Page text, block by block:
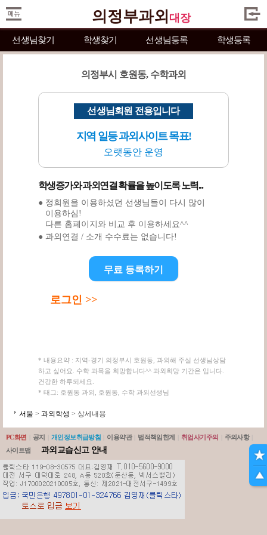
의정부과외 대장
선생님찾기 학생찾기 선생님등록 학생등록
의정부시 호원동, 수학과외
선생님회원 전용입니다
지역 일등 과외사이트 목표!
오랫동안 운영
학생증가와 과외연결 확률을 높이도록 노력...
● 정회원을 이용하셨던 선생님들이 다시 많이
이용하심!
다른 홈페이지와 비교 후 이용하세요^^
● 과외연결 / 소개 수수료는 없습니다!
무료 등록하기
로그인 >>
* 내용요약 : 지역-경기 의정부시 호원동, 과외해 주실 선생님상담
하고 싶어요. 수학 과목을 희망합니다^^ 과외희망 기간은 입니다.
건강한 하루되세요.
* 태그: 호원동 과외, 호원동, 수학 과외선생님
서울 > 과외학생 > 상세내용
PC화면 공지 개인정보취급방침 이용약관 법적책임한계 취업사기주의 주의사항
사이트맵
과외교습신고 안내